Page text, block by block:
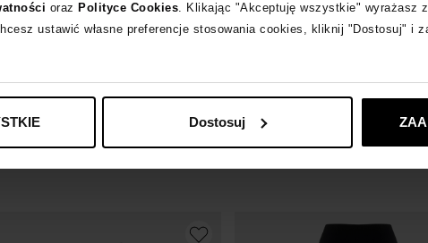
oraz Polityce Cookies. Klikając "Akceptuję wszystkie" wyrażasz
ustawić własne preferencje stosowania cookies, kliknij "Dostosuj" i
DostosujMISAGA
Błękitna koszula oversize